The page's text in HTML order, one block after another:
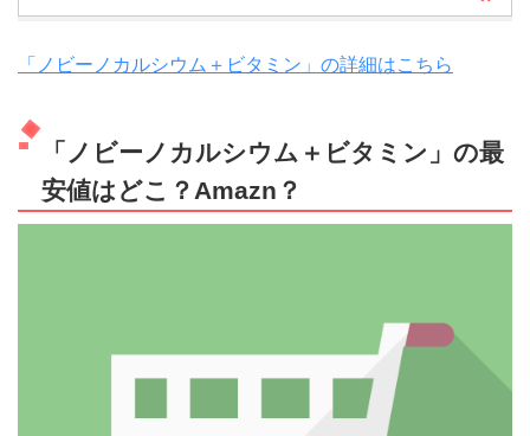
「ノビーノカルシウム＋ビタミン」の詳細はこちら
「ノビーノカルシウム＋ビタミン」の最
安値はどこ？Amazn？